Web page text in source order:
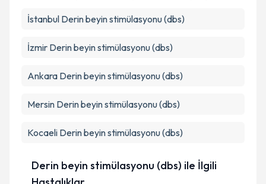
Takvim Talebini Gönder
İstanbul Derin beyin stimülasyonu (dbs)
İzmir Derin beyin stimülasyonu (dbs)
Ankara Derin beyin stimülasyonu (dbs)
Mersin Derin beyin stimülasyonu (dbs)
Kocaeli Derin beyin stimülasyonu (dbs)
Derin beyin stimülasyonu (dbs) ile İlgili